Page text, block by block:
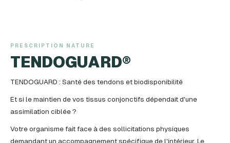
PRESCRIPTION NATURE
TENDOGUARD®
TENDOGUARD : Santé des tendons et biodisponibilité
Et si le maintien de vos tissus conjonctifs dépendait d'une
assimilation ciblée ?
Votre organisme fait face à des sollicitations physiques
demandant un accompagnement spécifique de l'intérieur. Le